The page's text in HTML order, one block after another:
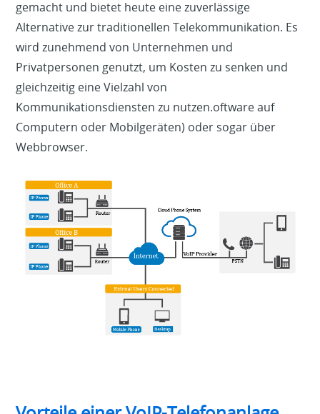
gemacht und bietet heute eine zuverlässige
Alternative zur traditionellen Telekommunikation. Es
wird zunehmend von Unternehmen und
Privatpersonen genutzt, um Kosten zu senken und
gleichzeitig eine Vielzahl von
Kommunikationsdiensten zu nutzen.oftware auf
Computern oder Mobilgeräten) oder sogar über
Webbrowser.